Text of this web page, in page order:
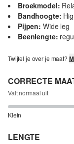
Broekmodel:
Bandhoogte:
Pijpen: Wide leg
Beenlengte:
Twijfel je over je maat?
CORRECTE
Valt normaal uit
Klein
LENGTE